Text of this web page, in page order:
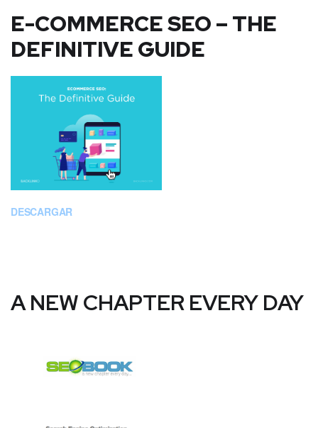
E-COMMERCE SEO – THE
DEFINITIVE GUIDE
DESCARGAR
A NEW CHAPTER EVERY DAY